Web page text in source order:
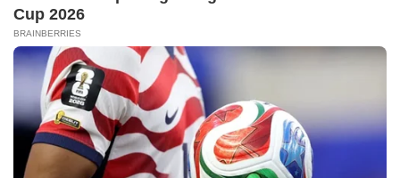
O site Campo Maior Em Foco utiliza cookies e outras
tecnologias semelhantes para recomendar conteúdo de seu
interesse. Ao prosseguir, você concorda com tal
monitoramento.Leia mais CONCORDO